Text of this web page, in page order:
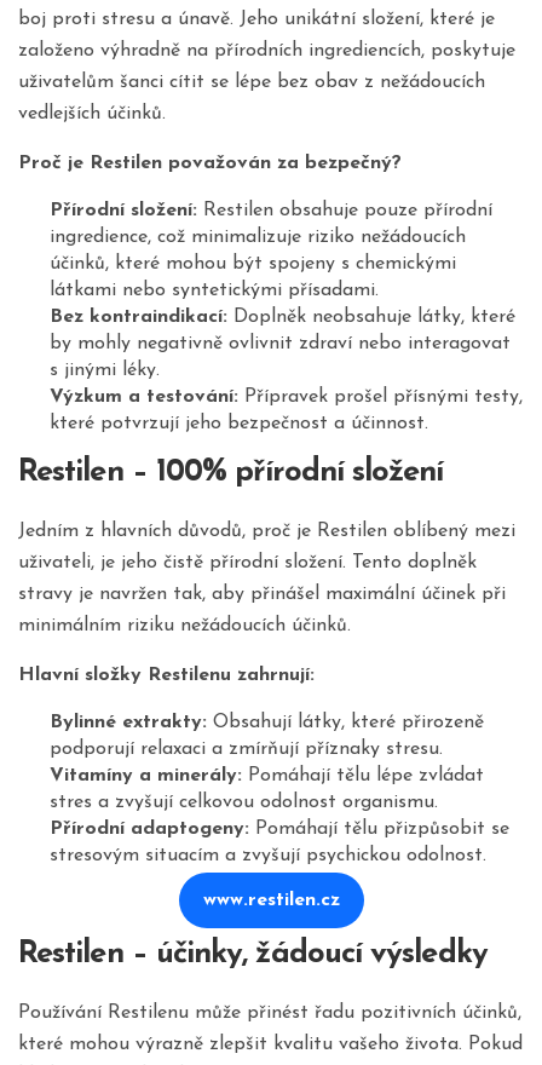
boj proti stresu a únavě. Jeho unikátní složení, které je
založeno výhradně na přírodních ingrediencích, poskytuje
uživatelům šanci cítit se lépe bez obav z nežádoucích
vedlejších účinků.
Proč je Restilen považován za bezpečný?
Přírodní složení: Restilen obsahuje pouze přírodní
ingredience, což minimalizuje riziko nežádoucích
účinků, které mohou být spojeny s chemickými
látkami nebo syntetickými přísadami.
Bez kontraindikací: Doplněk neobsahuje látky, které
by mohly negativně ovlivnit zdraví nebo interagovat
s jinými léky.
Výzkum a testování: Přípravek prošel přísnými testy,
které potvrzují jeho bezpečnost a účinnost.
Restilen – 100% přírodní složení
Jedním z hlavních důvodů, proč je Restilen oblíbený mezi
uživateli, je jeho čistě přírodní složení. Tento doplněk
stravy je navržen tak, aby přinášel maximální účinek při
minimálním riziku nežádoucích účinků.
Hlavní složky Restilenu zahrnují:
Bylinné extrakty: Obsahují látky, které přirozeně
podporují relaxaci a zmírňují příznaky stresu.
Vitamíny a minerály: Pomáhají tělu lépe zvládat
stres a zvyšují celkovou odolnost organismu.
Přírodní adaptogeny: Pomáhají tělu přizpůsobit se
stresovým situacím a zvyšují psychickou odolnost.
www.restilen.cz
Restilen – účinky, žádoucí výsledky
Používání Restilenu může přinést řadu pozitivních účinků,
které mohou výrazně zlepšit kvalitu vašeho života. Pokud